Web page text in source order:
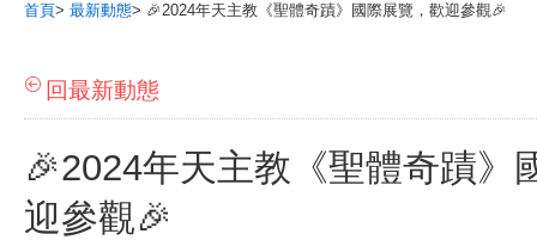
首頁> 最新動態> 🎉2024年天主教《聖體奇蹟》國際展覽，歡迎參觀🎉
回最新動態
🎉2024年天主教《聖體奇蹟》
迎參觀🎉